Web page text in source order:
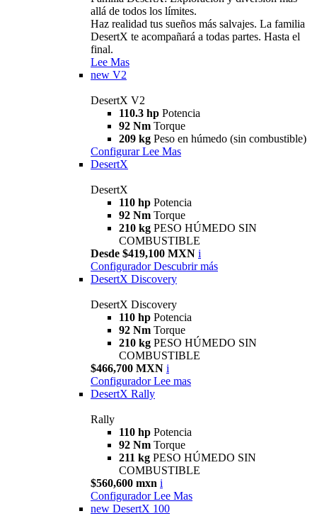
allá de todos los límites.
Haz realidad tus sueños más salvajes. La familia
DesertX te acompañará a todas partes. Hasta el
final.
Lee Mas
new V2
DesertX V2
110.3 hp Potencia
92 Nm Torque
209 kg Peso en húmedo (sin combustible)
Configurar Lee Mas
DesertX
DesertX
110 hp Potencia
92 Nm Torque
210 kg PESO HÚMEDO SIN
COMBUSTIBLE
Desde $419,100 MXN i
Configurador Descubrir más
DesertX Discovery
DesertX Discovery
110 hp Potencia
92 Nm Torque
210 kg PESO HÚMEDO SIN
COMBUSTIBLE
$466,700 MXN i
Configurador Lee mas
DesertX Rally
Rally
110 hp Potencia
92 Nm Torque
211 kg PESO HÚMEDO SIN
COMBUSTIBLE
$560,600 mxn i
Configurador Lee Mas
new DesertX 100